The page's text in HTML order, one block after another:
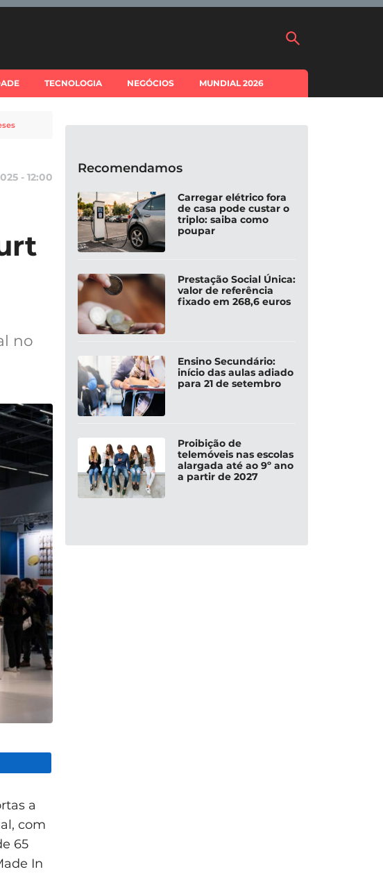
TECNOLOGIA NEGÓCIOS MUNDIAL 2026
- 12:00
no
a
com
65
In
Recomendamos
Carregar elétrico fora
de casa pode custar o
triplo: saiba como
poupar
Prestação Social Única:
valor de referência
fixado em 268,6 euros
Ensino Secundário:
início das aulas adiado
para 21 de setembro
Proibição de
telemóveis nas escolas
alargada até ao 9º ano
a partir de 2027